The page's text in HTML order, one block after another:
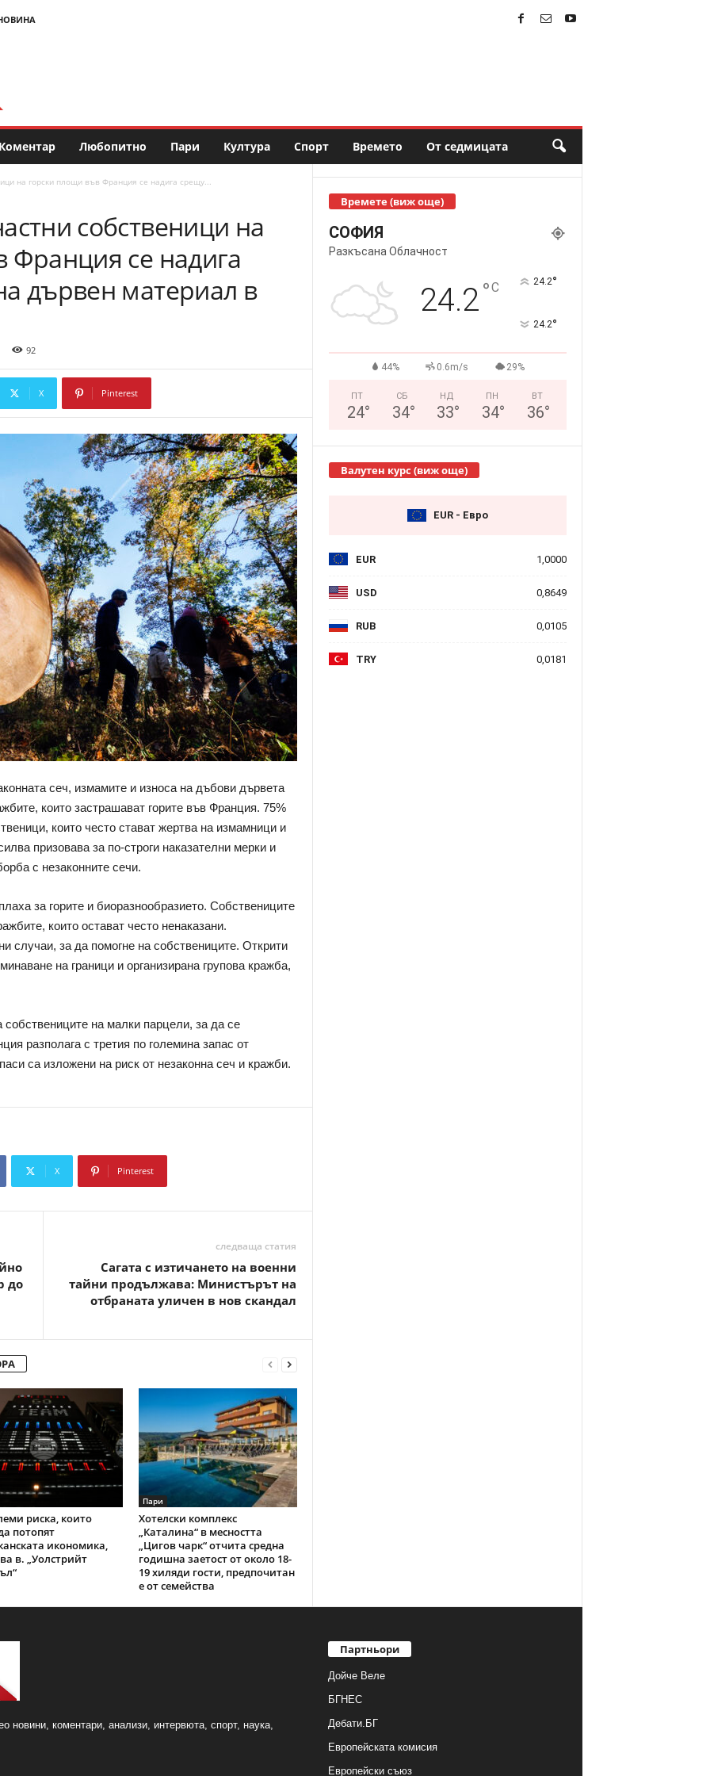
Коментар Любопитно Пари Култура Спорт Времето От седмицата
на горски площи във Франция се надига срещу...
собственици на
Франция се надига
дървен материал в
92
X Pinterest
сеч, измамите и износа на дъбови дървета
които застрашават горите във Франция. 75%
които често стават жертва на измамници и
призовава за по-строги наказателни мерки и
с незаконните сечи.
за горите и биоразнообразието. Собствениците
които остават често ненаказани.
случаи, за да помогне на собствениците. Открити
на граници и организирана групова кражба,
на малки парцели, за да се
разполага с третия по големина запас от
са изложени на риск от незаконна сеч и кражби.
X Pinterest
до
следваща статия
Сагата с изтичането на военни
тайни продължава: Министърът на
отбраната уличен в нов скандал
риска, които
потопят
икономика,
в. „Уолстрийт
Пари
Хотелски комплекс
„Каталина“ в месността
„Цигов чарк“ отчита средна
годишна заетост от около 18-
19 хиляди гости, предпочитан
е от семейства
Времете (виж още)
СОФИЯ
Разкъсана Облачност
24.2°C 24.2°
24.2°
44% 0.6m/s 29%
ПТ
24°
СБ
34°
НД
33°
ПН
34°
ВТ
36°
Валутен курс (виж още)
EUR - Евро
EUR 1,0000
USD 0,8649
RUB 0,0105
TRY 0,0181
новини, коментари, анализи, интервюта, спорт, наука,
Партньори
Дойче Веле
БГНЕС
Дебати.БГ
Европейската комисия
Европейски съюз